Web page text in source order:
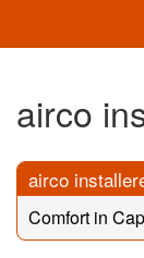
airco
airco
Comfort in